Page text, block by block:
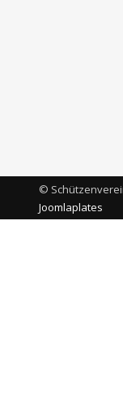
©
Joomlaplates